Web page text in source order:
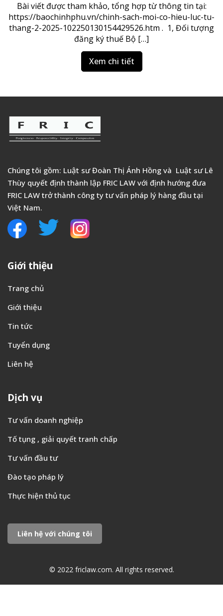
Bài viết được tham khảo, tổng hợp từ thông tin tại:
https://baochinhphu.vn/chinh-sach-moi-co-hieu-luc-tu-
thang-2-2025-102250130154429526.htm . 1, Đối tượng
đăng ký thuế Bộ […]
Xem chi tiết
Chúng tôi gồm: Luật sư Đoàn Thị Ánh Hồng và Luật sư Lê
Thùy quyết định thành lập FRIC LAW với định hướng đưa
FRIC LAW trở thành công ty tư vấn pháp lý hàng đầu tại
Việt Nam.
Giới thiệu
Trang chủ
Giới thiệu
Tin tức
Tuyển dụng
Liên hệ
Dịch vụ
Tư vấn doanh nghiệp
Tố tụng , giải quyết tranh chấp
Tư vấn đầu tư
Đào tạo pháp lý
Thực hiện thủ tục
Liên hệ với chúng tôi
© 2022 friclaw.com. All rights reserved.